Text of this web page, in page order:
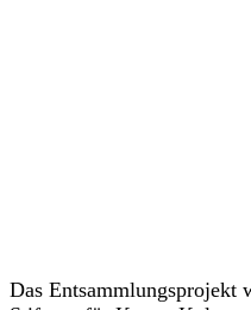
Das Entsammlungsprojekt